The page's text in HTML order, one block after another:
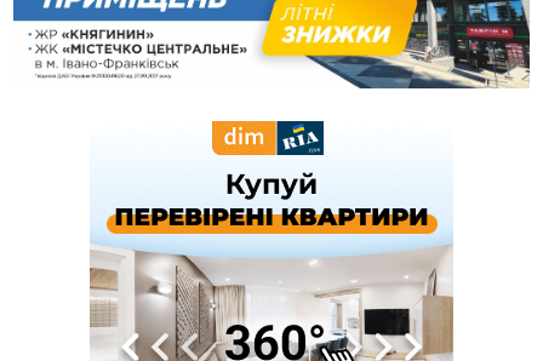
виключення військовозобов’язаних з обліку
14:31
«Багато питань буде знято». На громадських слуханнях в
Яремче обговорили, як вирішити питання джипінгу в
5 «тихих» хвороб, які виявляє профілактичне обстеження
На Надрічній тривають останні приготування до
У Франківську зафіксували найбільшу спеку за всю історію
спостережень
Лікування наркоманії Київ: чому важливо розпочати
терапію якомога раніше
Франківця, який у Косові викрав за магазину понад 640
тисяч гривень у валюті, засудили до 5 років